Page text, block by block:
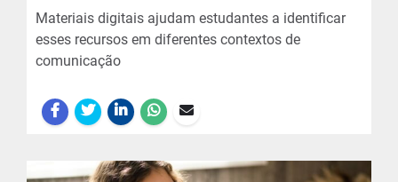
Materiais digitais ajudam estudantes a identificar
esses recursos em diferentes contextos de
comunicação